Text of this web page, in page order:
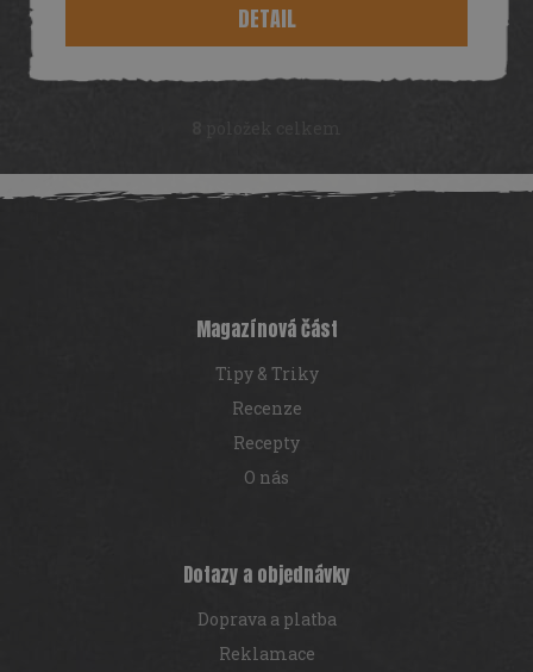
DETAIL
l
á
p
r
v
k
y
v
ý
p
Z
á
Magazínová část
Tipy & Triky
Recenze
Recepty
O nás
Dotazy a objednávky
Doprava a platba
Reklamace